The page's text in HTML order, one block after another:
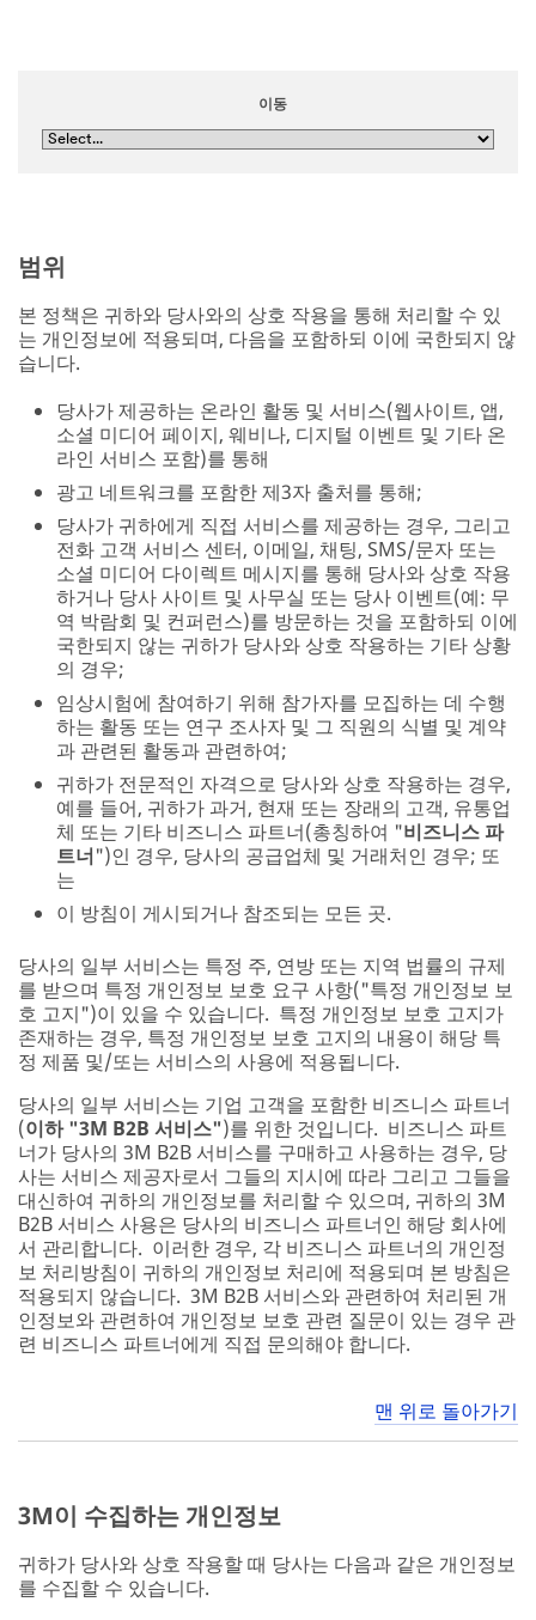
이동
범위
본 정책은 귀하와 당사와의 상호 작용을 통해 처리할 수 있
는 개인정보에 적용되며, 다음을 포함하되 이에 국한되지 않
습니다.
당사가 제공하는 온라인 활동 및 서비스(웹사이트, 앱,
소셜 미디어 페이지, 웨비나, 디지털 이벤트 및 기타 온
라인 서비스 포함)를 통해
광고 네트워크를 포함한 제3자 출처를 통해;
당사가 귀하에게 직접 서비스를 제공하는 경우, 그리고
전화 고객 서비스 센터, 이메일, 채팅, SMS/문자 또는
소셜 미디어 다이렉트 메시지를 통해 당사와 상호 작용
하거나 당사 사이트 및 사무실 또는 당사 이벤트(예: 무
역 박람회 및 컨퍼런스)를 방문하는 것을 포함하되 이에
국한되지 않는 귀하가 당사와 상호 작용하는 기타 상황
의 경우;
임상시험에 참여하기 위해 참가자를 모집하는 데 수행
하는 활동 또는 연구 조사자 및 그 직원의 식별 및 계약
과 관련된 활동과 관련하여;
귀하가 전문적인 자격으로 당사와 상호 작용하는 경우,
예를 들어, 귀하가 과거, 현재 또는 장래의 고객, 유통업
체 또는 기타 비즈니스 파트너(총칭하여 "비즈니스 파
트너")인 경우, 당사의 공급업체 및 거래처인 경우; 또
는
이 방침이 게시되거나 참조되는 모든 곳.
당사의 일부 서비스는 특정 주, 연방 또는 지역 법률의 규제
를 받으며 특정 개인정보 보호 요구 사항("특정 개인정보 보
호 고지")이 있을 수 있습니다. 특정 개인정보 보호 고지가
존재하는 경우, 특정 개인정보 보호 고지의 내용이 해당 특
정 제품 및/또는 서비스의 사용에 적용됩니다.
당사의 일부 서비스는 기업 고객을 포함한 비즈니스 파트너
(이하 "3M B2B 서비스")를 위한 것입니다. 비즈니스 파트
너가 당사의 3M B2B 서비스를 구매하고 사용하는 경우, 당
사는 서비스 제공자로서 그들의 지시에 따라 그리고 그들을
대신하여 귀하의 개인정보를 처리할 수 있으며, 귀하의 3M
B2B 서비스 사용은 당사의 비즈니스 파트너인 해당 회사에
서 관리합니다. 이러한 경우, 각 비즈니스 파트너의 개인정
보 처리방침이 귀하의 개인정보 처리에 적용되며 본 방침은
적용되지 않습니다. 3M B2B 서비스와 관련하여 처리된 개
인정보와 관련하여 개인정보 보호 관련 질문이 있는 경우 관
련 비즈니스 파트너에게 직접 문의해야 합니다.
맨 위로 돌아가기
3M이 수집하는 개인정보
귀하가 당사와 상호 작용할 때 당사는 다음과 같은 개인정보
를 수집할 수 있습니다.